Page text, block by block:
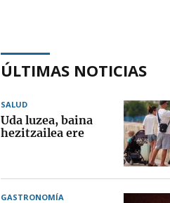
ÚLTIMAS NOTICIAS
SALUD
Uda luzea, baina
hezitzailea ere
GASTRONOMÍA